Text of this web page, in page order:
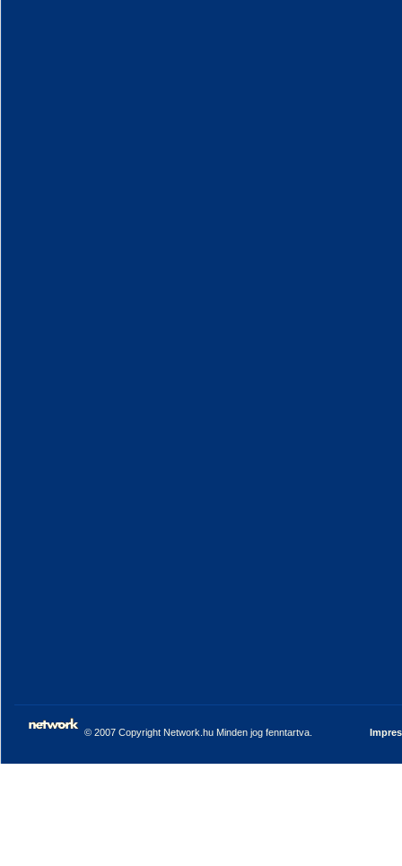
© 2007 Copyright Network.hu Minden jog fenntartva.